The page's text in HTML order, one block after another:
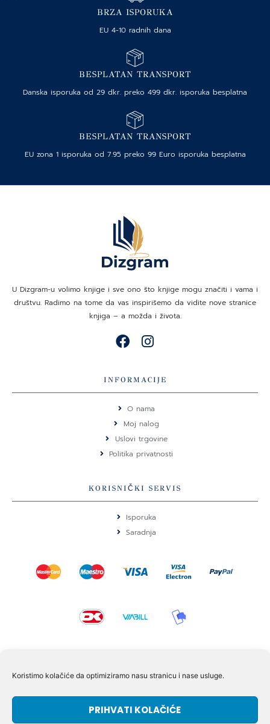
Koristimo kolačiće da optimiziramo nasu stranicu i nase usluge.
PRIHVATI KOLAČIĆE
BRZA ISPORUKA
EU 4-10 radnih dana
BESPLATAN TRANSPORT
Danska isporuka od 29 dkr. preko 499 dkr. isporuka besplatna
BESPLATAN TRANSPORT
EU zona 1 isporuka od 7.95 preko 99 Euro isporuka besplatna
U Dizgram-u volimo knjige i sve ono što knjige mogu značiti i vama i
društvu. Radimo na tome da vas inspirišemo da vidite nove stranice
knjiga – a možda i života.
F
e
b
o
o
k
I
t
a
g
r
a
m
INFORMACIJE
O nama
Moj nalog
Uslovi trgovine
Politika privatnosti
KORISNIČKI SERVIS
Isporuka
Saradnja
Volmersvej 11 6000 Kolding Danska
+45 60609846